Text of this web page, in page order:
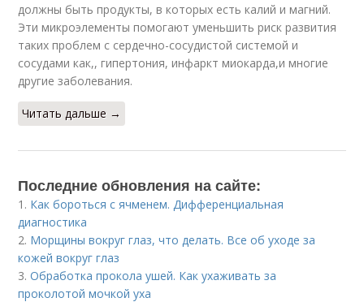
должны быть продукты, в которых есть калий и магний.
Эти микроэлементы помогают уменьшить риск развития
таких проблем с сердечно-сосудистой системой и
сосудами как,, гипертония, инфаркт миокарда,и многие
другие заболевания.
Читать дальше →
Последние обновления на сайте:
1. Как бороться с ячменем. Дифференциальная
диагностика
2. Морщины вокруг глаз, что делать. Все об уходе за
кожей вокруг глаз
3.Обработка прокола ушей. Как ухаживать за
проколотой мочкой уха